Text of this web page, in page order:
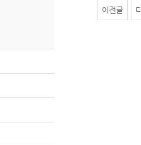
이전글